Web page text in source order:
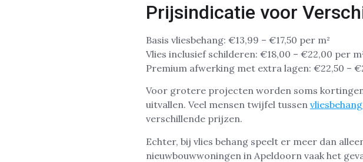
Prijsindicatie voor
Basis vliesbehang: €13,99 – €17,50 per m²
Vlies inclusief schilderen: €18,00 – €22,00 per
Premium afwerking met extra lagen: €22,50 –
Voor grotere projecten worden soms
uitvallen. Veel mensen twijfel tussen
verschillende prijzen.
Echter, bij vlies behang speelt er meer dan
nieuwbouwwoningen in Apeldoorn vaak het